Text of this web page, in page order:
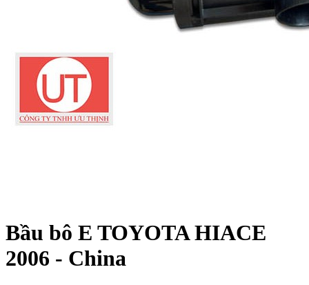
Bầu bô E TOYOTA HIACE
2006 - China